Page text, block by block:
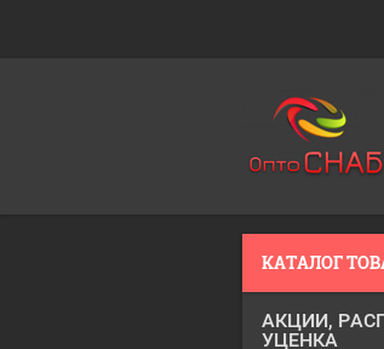
КАТАЛОГ
АКЦИИ,
УЦЕНКА